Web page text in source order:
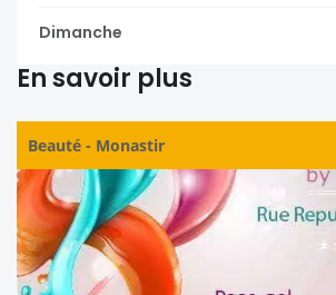
Dimanche
En savoir plus
Beauté - Monastir